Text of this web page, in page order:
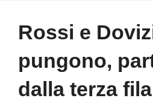
Rossi e
pungono,
dalla terza fila